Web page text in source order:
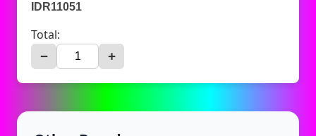
IDR11051
Total:
− +